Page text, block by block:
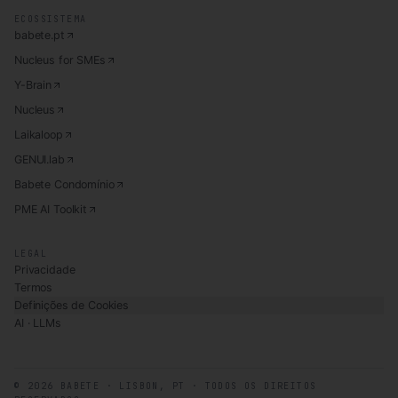
ECOSSISTEMA
babete.pt
Nucleus for SMEs
Y-Brain
Nucleus
Laikaloop
GENUI.lab
Babete Condomínio
PME AI Toolkit
LEGAL
Privacidade
Termos
Definições de Cookies
AI · LLMs
© 2026
BABETE · LISBON, PT · TODOS OS DIREITOS